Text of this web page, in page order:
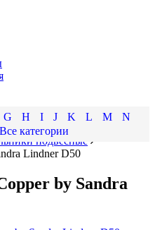
G H I J K L M
N
Все категории
подвесные
Lindner D50
by Sandra